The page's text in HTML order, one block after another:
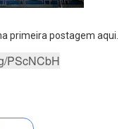
primeira postagem aqui.
PScNCbH